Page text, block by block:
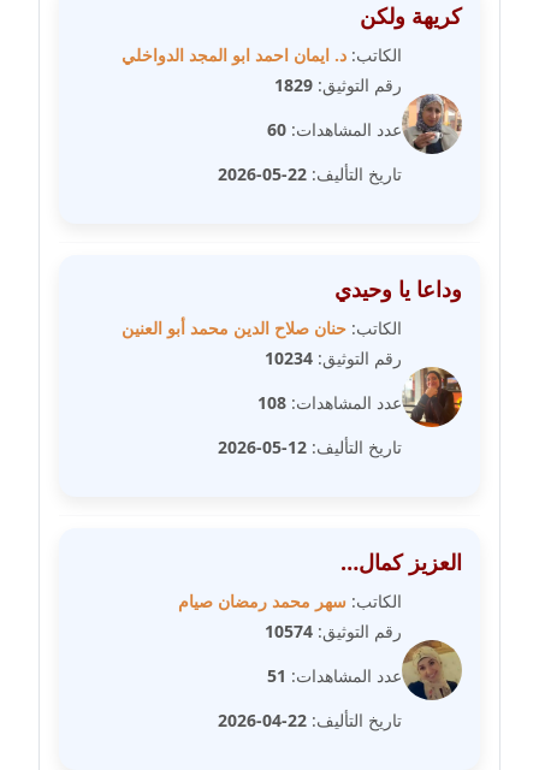
مدونة سعيد زعلوك
معلق
مدونة سلوى بدران
عاملة
مدونة سلوى محمود
عاملة
عاملة
مدونة سمير حماد
عاملة
عاملة
كريهة ولكن
الكاتب: د. ايمان احمد ابو المجد الدواخلي
رقم التوثيق: 1829
عدد المشاهدات: 60
تاريخ التأليف: 22-05-2026
وداعا يا وحيدي
الكاتب: حنان صلاح الدين محمد أبو العنين
رقم التوثيق: 10234
عدد المشاهدات: 108
تاريخ التأليف: 12-05-2026
العزيز كمال…
الكاتب: سهر محمد رمضان صيام
رقم التوثيق: 10574
عدد المشاهدات: 51
تاريخ التأليف: 22-04-2026